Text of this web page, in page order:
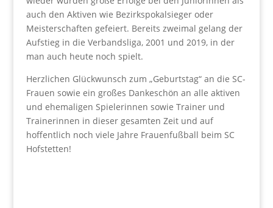
auch den Aktiven wie Bezirkspokalsieger oder
Meisterschaften gefeiert. Bereits zweimal gelang der
Aufstieg in die Verbandsliga, 2001 und 2019, in der
man auch heute noch spielt.
Herzlichen Glückwunsch zum „Geburtstag“ an die SC-
Frauen sowie ein großes Dankeschön an alle aktiven
und ehemaligen Spielerinnen sowie Trainer und
Trainerinnen in dieser gesamten Zeit und auf
hoffentlich noch viele Jahre Frauenfußball beim SC
Hofstetten!